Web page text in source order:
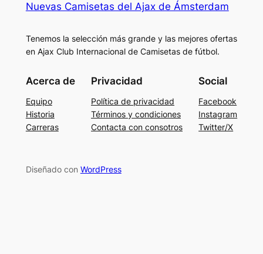
Nuevas Camisetas del Ajax de Ámsterdam
Tenemos la selección más grande y las mejores ofertas
en Ajax Club Internacional de Camisetas de fútbol.
Acerca de
Equipo
Historia
Carreras
Privacidad
Política de privacidad
Términos y condiciones
Contacta con consotros
Social
Facebook
Instagram
Twitter/X
Diseñado con WordPress